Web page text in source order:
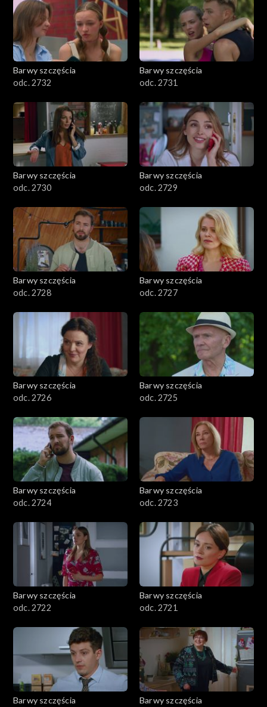
Barwy szczęścia
odc. 2732
Barwy szczęścia
odc. 2731
Barwy szczęścia
odc. 2730
Barwy szczęścia
odc. 2729
Barwy szczęścia
odc. 2728
Barwy szczęścia
odc. 2727
Barwy szczęścia
odc. 2726
Barwy szczęścia
odc. 2725
Barwy szczęścia
odc. 2724
Barwy szczęścia
odc. 2723
Barwy szczęścia
odc. 2722
Barwy szczęścia
odc. 2721
Barwy szczęścia
Barwy szczęścia